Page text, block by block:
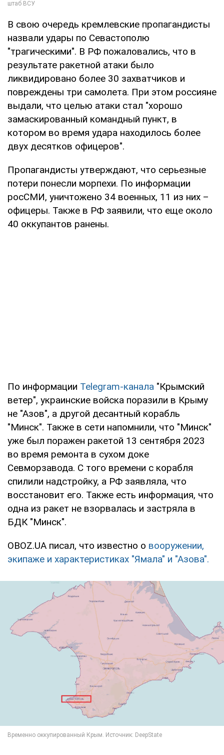
В свою очередь кремлевские пропагандисты
назвали удары по Севастополю
"трагическими". В РФ пожаловались, что в
результате ракетной атаки было
ликвидировано более 30 захватчиков и
повреждены три самолета. При этом россияне
выдали, что целью атаки стал "хорошо
замаскированный командный пункт, в
котором во время удара находилось более
двух десятков офицеров".
Пропагандисты утверждают, что серьезные
потери понесли морпехи. По информации
росСМИ, уничтожено 34 военных, 11 из них –
офицеры. Также в РФ заявили, что еще около
40 оккупантов ранены.
По информации Telegram-канала "Крымский
ветер", украинские войска поразили в Крыму
не "Азов", а другой десантный корабль
"Минск". Также в сети напомнили, что "Минск"
уже был поражен ракетой 13 сентября 2023
во время ремонта в сухом доке
Севморзавода. С того времени с корабля
спилили надстройку, а РФ заявляла, что
восстановит его. Также есть информация, что
одна из ракет не взорвалась и застряла в
БДК "Минск".
OBOZ.UA писал, что известно о вооружении,
экипаже и характеристиках "Ямала" и "Азова".